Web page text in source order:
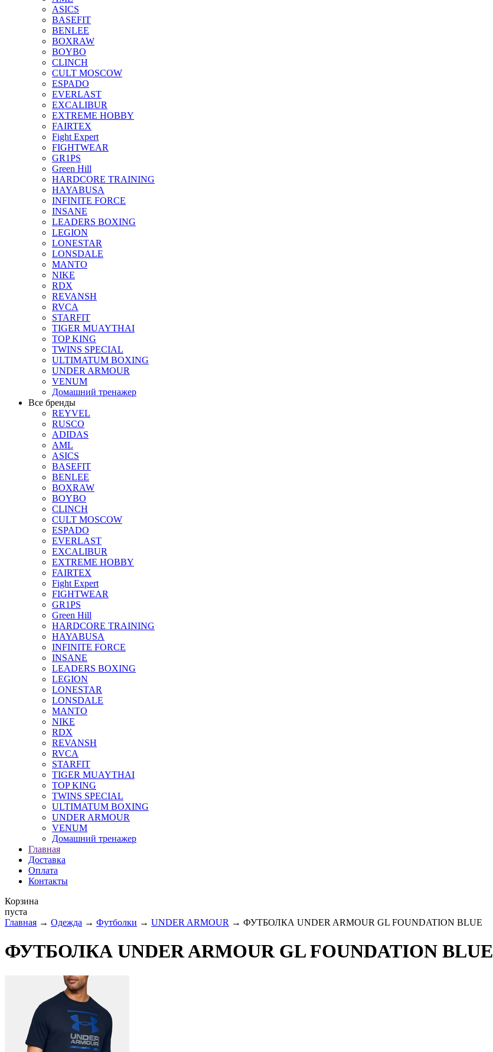
ASICS
BASEFIT
BENLEE
BOXRAW
BOYBO
CLINCH
CULT MOSCOW
ESPADO
EVERLAST
EXCALIBUR
EXTREME HOBBY
FAIRTEX
Fight Expert
FIGHTWEAR
GR1PS
Green Hill
HARDCORE TRAINING
HAYABUSA
INFINITE FORCE
INSANE
LEADERS BOXING
LEGION
LONESTAR
LONSDALE
MANTO
NIKE
RDX
REVANSH
RVCA
STARFIT
TIGER MUAYTHAI
TOP KING
TWINS SPECIAL
ULTIMATUM BOXING
UNDER ARMOUR
VENUM
Домашний тренажер
Все бренды
REYVEL
RUSCO
ADIDAS
AML
ASICS
BASEFIT
BENLEE
BOXRAW
BOYBO
CLINCH
CULT MOSCOW
ESPADO
EVERLAST
EXCALIBUR
EXTREME HOBBY
FAIRTEX
Fight Expert
FIGHTWEAR
GR1PS
Green Hill
HARDCORE TRAINING
HAYABUSA
INFINITE FORCE
INSANE
LEADERS BOXING
LEGION
LONESTAR
LONSDALE
MANTO
NIKE
RDX
REVANSH
RVCA
STARFIT
TIGER MUAYTHAI
TOP KING
TWINS SPECIAL
ULTIMATUM BOXING
UNDER ARMOUR
VENUM
Домашний тренажер
Главная
Доставка
Оплата
Контакты
Корзина
пуста
Главная → Одежда → Футболки → UNDER ARMOUR → ФУТБОЛКА UNDER ARMOUR GL FOUNDATION BLUE
ФУТБОЛКА UNDER ARMOUR GL FOUNDATION BLUE